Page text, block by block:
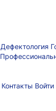
Дефектология
Контакты